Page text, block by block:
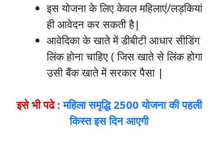
इस योजना के लिए केवल महिलाएं/लड़कियां
ही आवेदन कर सकती है|
आवेदिका के खाते में डीबीटी आधार सीडिंग
लिंक होना चाहिए ( जिस खाते से लिंक होगा
उसी बैंक खाते में सरकार पैसा |
इसे भी पढे :महिला समृद्धि 2500 योजना की पहली
किस्त इस दिन आएगी